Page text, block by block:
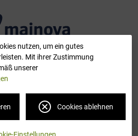
ein Angebot von Mainova und
n-drive
nutzen, um ein gutes
Mit ihrer Zustimmung
unserer
Cookies ablehnen